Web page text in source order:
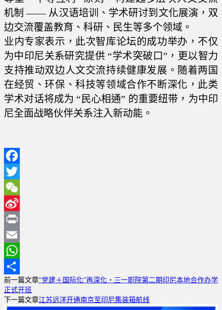
机制 —— 从汉语培训、学术研讨到文化展演，双
边交流覆盖教育、科研、民生等多个领域。
业内专家表示，此次智库论坛的成功举办，不仅
为中印尼关系研究提供 “学术突破口”，更以智力
支持推动双边人文交流持续健康发展。随着两国
在经贸、环保、科技等领域合作不断深化，此类
学术对话将成为 “民心相通” 的重要纽带，为中印
尼全面战略伙伴关系注入新动能。
Facebook
Twitter
WeChat
Sina
Weibo
Print
Email
WhatsApp
分
享
前一篇文章“党建＋国际化”再深化，三一职院第二期印尼本地合作办学
正式开班
下一篇文章江苏远洋开通南京至印尼集装箱航线